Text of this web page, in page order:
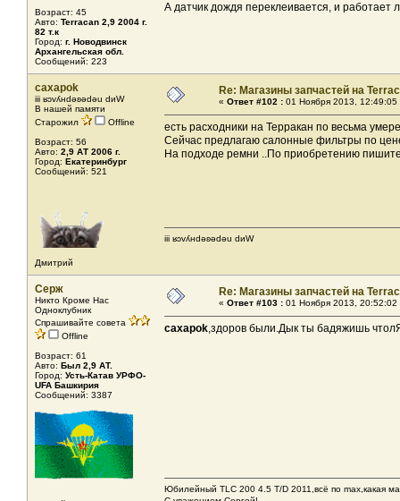
Возраст: 45
Авто: Terracan 2,9 2004 г.
82 т.к
Город: г. Новодвинск
Архангельская обл.
Сообщений: 223
А датчик дождя переклеивается, и работает
caxapok
iii ʁɔvʎнdǝʚǝdǝu dиW
В нашей памяти
Старожил
Offline
Возраст: 56
Авто: 2,9 АТ 2006 г.
Город: Екатеринбург
Сообщений: 521
Дмитрий
Re: Магазины запчастей на
« Ответ #102 : 01 Ноября 2013, 12:49:05
есть расходники на Терракан по весьма
Сейчас предлагаю салонные фильтры по
На подходе ремни ..По приобретению пишите
iii ʁɔvʎнdǝʚǝdǝu dиW
Серж
Никто Кроме Нас
Одноклубник
Спрашивайте совета
Offline
Возраст: 61
Авто: Был 2,9 АТ.
Город: Усть-Катав УРФО-
UFA Башкирия
Сообщений: 3387
Re: Магазины запчастей на
« Ответ #103 : 01 Ноября 2013, 20:52:02
caxapok,здоров были.Дык ты бадяжишь
Юбилейный TLC 200 4.5 T/D 2011,всё по max,какая